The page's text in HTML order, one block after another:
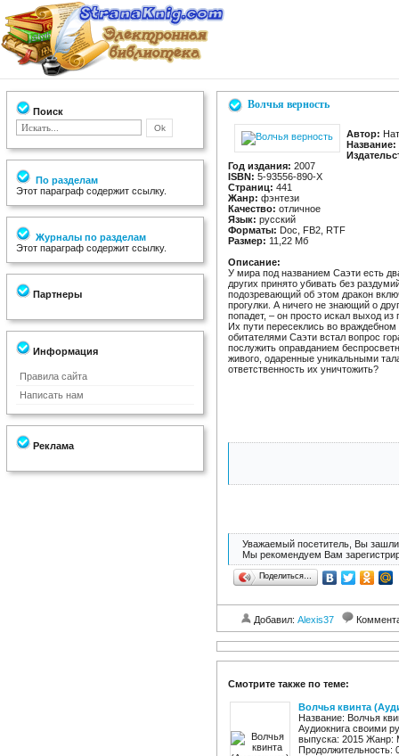
Поиск
По разделам
Этот параграф содержит ссылку.
Журналы по разделам
Этот параграф содержит ссылку.
Партнеры
Информация
Правила сайта
Написать нам
Реклама
Волчья верность
Автор:
Название:
Год издания: 2007
ISBN: 5-93556-890-X
Страниц: 441
Жанр: фэнтези
Качество: отличное
Язык: русский
Форматы: Doc, FB2, RTF
Размер: 11,22 Мб
Описание:
У мира под названием Саэти есть
других принято убивать без
подозревающий об этом дракон
прогулки. А ничего не знающий о
попадет, – он просто искал выход из
Их пути пересеклись во
обитателями Саэти встал вопрос
послужить оправданием
живого, одаренные уникальными
ответственность их уничтожить?
Уважаемый посетитель, Вы зашли
Мы рекомендуем Вам
Поделиться…
Добавил: Alexis37
Смотрите также по теме:
Волчья квинта
Название: Волчья
Аудиокнига своими
выпуска: 2015 Жанр:
Продолжительность: